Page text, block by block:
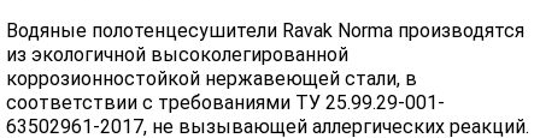
Водяные полотенцесушители Ravak Norma производятся
из экологичной высоколегированной
коррозионностойкой нержавеющей стали, в
соответствии с требованиями ТУ 25.99.29-001-
63502961-2017, не вызывающей аллергических реакций.